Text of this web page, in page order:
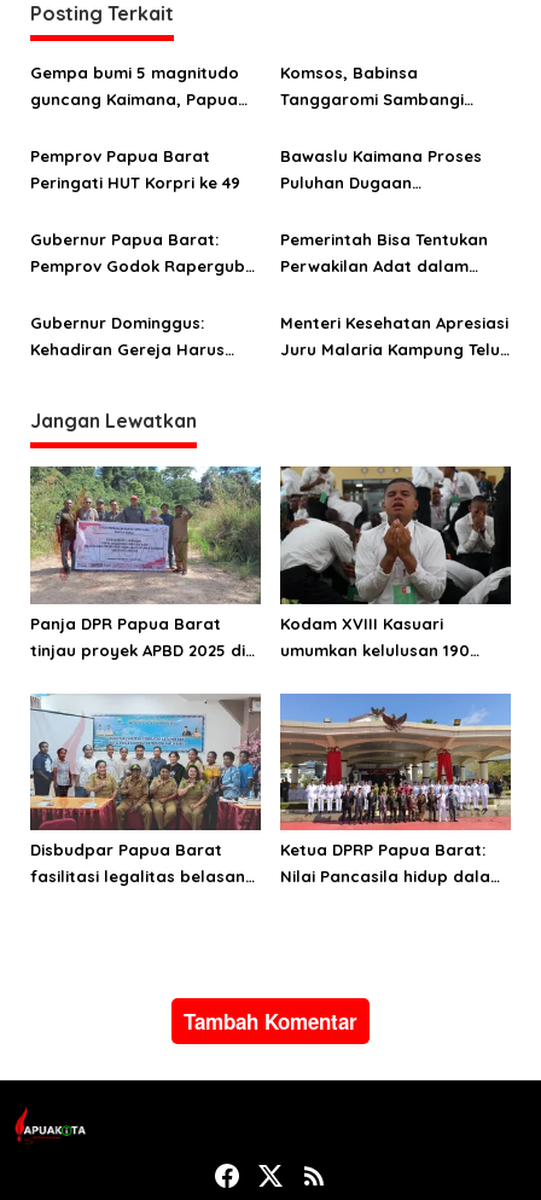
s
i
p
s
Posting Terkait
Gempa bumi 5 magnitudo
guncang Kaimana, Papua
Komsos, Babinsa
Tanggaromi Sambangi
Pemprov Papua Barat
Peringati HUT Korpri ke 49
Bawaslu Kaimana Proses
Puluhan Dugaan
Gubernur Papua Barat:
Pemprov Godok Rapergub
Kesehatan
Pemerintah Bisa Tentukan
Perwakilan Adat dalam
Jalur Otsus
Gubernur Dominggus:
Kehadiran Gereja Harus
Menteri Kesehatan Apresiasi
Juru Malaria Kampung Teluk
Jangan Lewatkan
Panja DPR Papua Barat
tinjau proyek APBD 2025 di
Bintuni
Kodam XVIII Kasuari
umumkan kelulusan 190
Disbudpar Papua Barat
fasilitasi legalitas belasan
Ketua DPRP Papua Barat:
Nilai Pancasila hidup dalam
Tambah Komentar